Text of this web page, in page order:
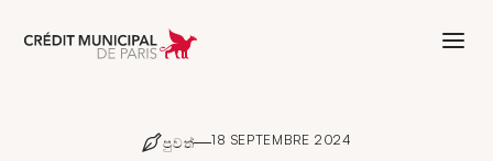
Aller à l'accueil de Crédit Municipal
පුවත් 18 SEPTEMBRE 2024